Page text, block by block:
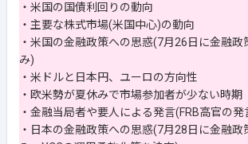
・米国の国債利回りの動向
・主要な株式市場(米国中心)の動向
・米国の金融政策への思惑(7月26日に金融政
み)
・米ドルと日本円、ユーロの方向性
・欧米勢が夏休みで市場参加者が少ない時期
・金融当局者や要人による発言(FRB高官の
・日本の金融政策への思惑(7月28日に金融政